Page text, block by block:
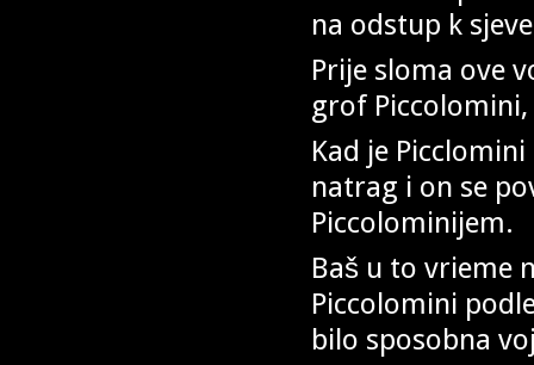
na odstup k
Prije sloma ove
grof
Kad je
natrag i on se
Piccolominijem.
Baš u to vrieme
Piccolomini
bilo sposobna